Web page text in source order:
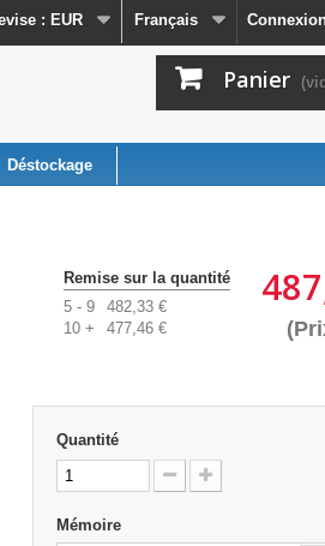
Français
: EUR
Panier
Déstockage
Remise sur la quantité
5 - 9
482,33 €
10 +
477,46 €
Quantité
Mémoire